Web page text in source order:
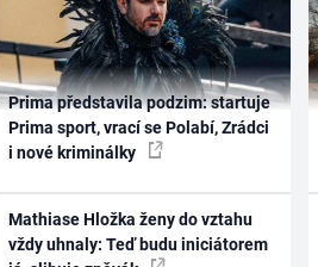
Prima představila podzim: startuje
Prima sport, vrací se Polabí, Zrádci
i nové kriminálky
Mathiase Hložka ženy do vztahu
vždy uhnaly: Teď budu iniciátorem